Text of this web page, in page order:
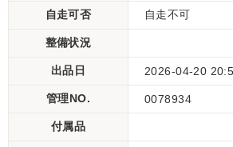
自走可否 自走不可
整備状況
出品日 2026-04-20
管理NO. 0078934
付属品